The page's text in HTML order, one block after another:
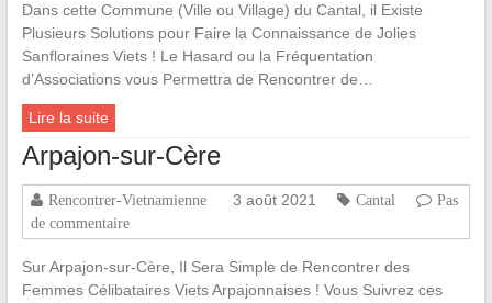
Dans cette Commune (Ville ou Village) du Cantal, il Existe
Plusieurs Solutions pour Faire la Connaissance de Jolies
Sanfloraines Viets ! Le Hasard ou la Fréquentation
d’Associations vous Permettra de Rencontrer de…
Lire la suite
Arpajon-sur-Cère
Rencontrer-Vietnamienne 3 août 2021 Cantal
Pas
de commentaire
Sur Arpajon-sur-Cère, Il Sera Simple de Rencontrer des
Femmes Célibataires Viets Arpajonnaises ! Vous Suivrez ces